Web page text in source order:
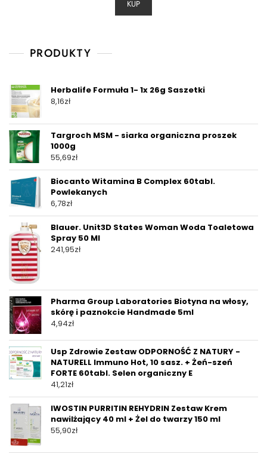
KUP
PRODUKTY
Herbalife Formuła 1- 1x 26g Saszetki
8,16zł
Targroch MSM - siarka organiczna proszek
1000g
55,69zł
Biocanto Witamina B Complex 60tabl.
Powlekanych
6,78zł
Blauer. Unit3D States Woman Woda Toaletowa
Spray 50 Ml
241,95zł
Pharma Group Laboratories Biotyna na włosy,
skórę i paznokcie Handmade 5ml
4,94zł
Usp Zdrowie Zestaw ODPORNOŚĆ Z NATURY -
NATURELL Immuno Hot, 10 sasz. + Żeń-szeń
FORTE 60tabl. Selen organiczny E
41,21zł
IWOSTIN PURRITIN REHYDRIN Zestaw Krem
nawilżający 40 ml + Żel do twarzy 150 ml
55,90zł